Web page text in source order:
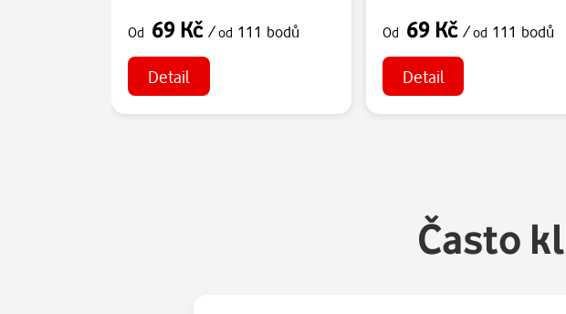
Od 69 Kč /od 111 bodů
Detail
Od 69 Kč /od 111 bodů
Detail
Často